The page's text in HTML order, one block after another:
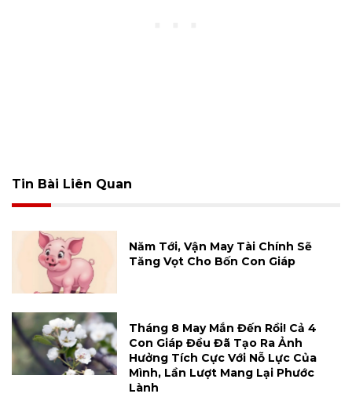
Tin Bài Liên Quan
Năm Tới, Vận May Tài Chính Sẽ
Tăng Vọt Cho Bốn Con Giáp
Tháng 8 May Mắn Đến Rồi! Cả 4
Con Giáp Đều Đã Tạo Ra Ảnh
Hưởng Tích Cực Với Nỗ Lực Của
Mình, Lần Lượt Mang Lại Phước
Lành